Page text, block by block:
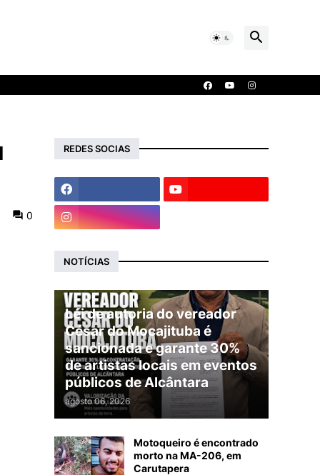
0
REDES SOCIAS
NOTÍCIAS
Lei de autoria do vereador
César do Mocajituba é
sancionada e garante 30%
de artistas locais em eventos
públicos de Alcântara
agosto 06, 2026
Motoqueiro é encontrado
morto na MA-206, em
Carutapera